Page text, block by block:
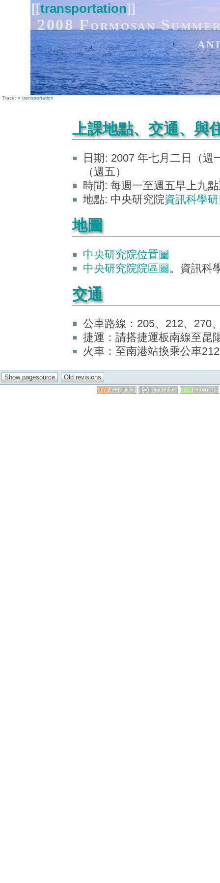
[[transportation]]
2008 Formosan
Trace: » transportation
上課地點、交通、與
日期: 2007 年七月二日（週
（週五）
時間: 每週一至週五早上九
地點: 中央研究院資訊科學
地圖
中央研究院位置圖
中央研究院院區圖 。資訊科
交通
公車路線：205、212、270
捷運：請搭捷運板南線至昆
火車：至南港站換乘公車